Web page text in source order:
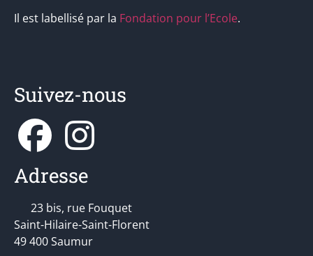
Il est labellisé par la Fondation pour l’Ecole.
Suivez-nous
Adresse
23 bis, rue Fouquet
Saint-Hilaire-Saint-Florent
49 400 Saumur